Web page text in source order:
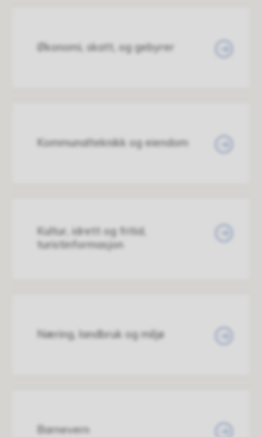
Økonomi, skatt, og gebyrer
Kommunalteknikk og eiendom
Kultur, idrett og fritid,
turistinformasjon
Næring, landbruk og miljø
Barnevern